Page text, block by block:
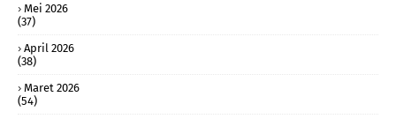
Mei 2026
(37)
April 2026
(38)
Maret 2026
(54)